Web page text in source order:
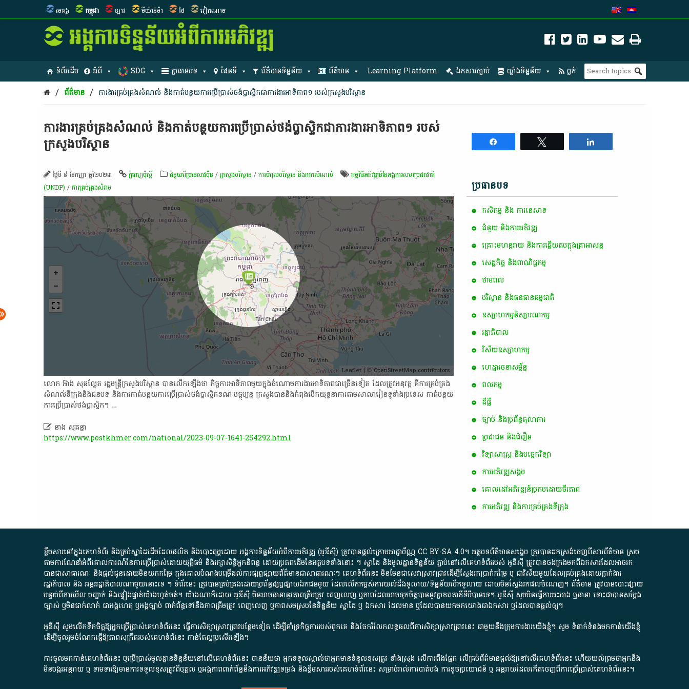
មេគង្គ កម្ពុជា ឡាវ មីយ៉ាន់ម៉ា ថៃ វៀតណាម
ទំព័រដើម អំពី SDG ប្រធានបទ ផែនទី ព័ត៌មានទិន្នន័យ ព័ត៌មាន Learning Platform ឯកសារច្បាប់ ឃ្លាំងទិន្នន័យ ប្លក់
/ ព័ត៌មាន / ​ការងារ​គ្រប់គ្រង​សំណល់​ និង​កាត់​បន្ថយ​ការ​ប្រើប្រាស់​ថង់​ប្លា​ស្ទិ​ក​ជា​ការងារ​អាទិភាព​១​ របស់​ក្រសួងបរិស្ថាន​
​ការងារ​គ្រប់គ្រង​សំណល់​ និង​កាត់​បន្ថយ​ការ​ប្រើប្រាស់​ថង់​ប្លា​ស្ទិ​ក​ជា​ការងារ​អាទិភាព​១​ របស់​
ក្រសួងបរិស្ថាន​
ថ្ងៃទី ៨ ខែកញ្ញា ឆ្នាំ២០២៣ ភ្នំពេញប៉ុស្តិ៍ ជំនួយពីប្រទេសជប៉ុន /ក្រសួងបរិស្ថាន /ការបំពុលបរិស្ថាន និងកាកសំណល់
កម្មវិធី​អភិវឌ្ឍន៍​នៃ​អង្គការសហប្រជាជាតិ
(UNDP) /​ការ​គ្រប់គ្រង​សំរាម
Leaflet| ©OpenStreetMapcontributors.
​លោក​ អ៊ា​ង​ សុ​ផល្លែ​ត​ រដ្ឋមន្ត្រី​ក្រសួងបរិស្ថាន​ បាន​លើក​ឡើង​ថា​ កិច្ចការ​អាទិភាព​មួយ​ក្នុង​ចំណោម​ការងារ​អាទិភាព​ជា​ច្រើន​ទៀត​ ដែល​ត្រូវ​អនុវត្ត​ គឺ​ការ​គ្រប់គ្រង​
សំណល់​ទីក្រុង​និង​ជនបទ​ និង​ការ​កាត់​បន្ថយ​ការ​ប្រើប្រាស់​ថង់​ប្លា​ស្ទិ​ក​ខណៈ​បច្ចុប្បន្ន​ ក្រសួង​បាន​និង​កំពុង​បើក​យុទ្ធនាការ​តាម​សាលារៀន​ទូ​ទាំង​ប្រទេស​ កាត់​បន្ថយ​
ការ​ប្រើប្រាស់​ថង់​ប្លា​ស្ទិ​ក​។​ …
នាង សុគន្ធា
https://www.postkhmer.com/national/2023-09-07-1641-254292.html
ប្រធានបទ
កសិកម្ម​ និង​ ការ​នេ​សាទ​
ជំនួយ និងការអភិវឌ្ឍ
គ្រោះមហន្តរាយ និងការឆ្លើយតបក្នុងគ្រាអាសន្ន
សេដ្ឋកិច្ច និងពាណិជ្ជកម្ម
ថាមពល
បរិស្ថាន និងធនធានធម្មជាតិ
ឧស្សាហកម្មនិស្សារណកម្ម
រដ្ឋាភិបាល
វិស័យឧស្សាហកម្ម
ហេដ្ឋារចនាសម្ព័ន្ធ
ពល​កម្ម
ដីធ្លី
ច្បាប់ និងប្រព័ន្ធតុលាការ
ប្រជាជន និងជំរឿន
វិទ្យាសាស្ត្រ និងបច្ចេកវិទ្យា
ការ​អភិវឌ្ឍ​សង្គម
គោលដៅ​អភិវឌ្ឍន៍​ប្រកបដោយ​ចីរភាព
ការអភិវឌ្ឍ និងការគ្រប់គ្រងទីក្រុង
ខ្លឹមសារ​នៅ​ក្នុង​គេហទំព័រ និង​គ្រប់​ស្នា​ដៃ​ដើម​ដែល​ផលិត​ និង​បោះពុម្ព​ដោយ​ អង្គការ​ទិន្នន័យ​អំពី​ការអភិវឌ្ឍ​​ (អូ​ឌី​ស៊ី)​ ត្រូវ​បាន​ផ្តល់​ក្រោម​អាជ្ញាប័ណ្ណ​ CC BY-SA 4.0។​ អត្ថបទ​ព័ត៌មាន​សង្ខេប​ ត្រូវ​បាន​ដកស្រង់​ចេញពី​សារព័ត៌មាន ស្រប
តាមការ​ណែនាំ​អំពី​គោលការណ៍​នៃ​ការ​ប្រើប្រាស់​ដោយ​យុត្តិធម៌​ និង​រក្សាសិទ្ធិអ្នកនិពន្ធ ដោយ​ប្រភពដើម​នៃ​​អត្ថបទទាំង​នោះ​ ។​ ស្នាដៃ​ និង​មូលដ្ឋាន​ទិន្នន័យ ​ភ្ជាប់​នៅ​លើ​គេហទំព័រ​របស់​ អូ​ឌី​ស៊ី​ ត្រូវ​បាន​ចងក្រង​មក​ពី​ឯកសារ​ដែល​អាច​រក​
បានជា​សាធារណៈ​ និង​ផ្តល់​ជូន​ដោយ​មិន​យក​កម្រៃ​ ក្នុង​គោលបំណង​បម្រើ​ដល់ការ​ផ្សព្វផ្សាយ​ព័ត៌មាន​ជា​សាធារណៈ​។​ គេហទំព័រ​នេះ​ មិនមែន​ជា​សេវា​ស្រាវជ្រាវ​ដើម្បី​ស្វែងរកប្រាក់​កម្រៃ​ ឬ​ ជា​វិស័យ​មួយ​ដែល​គ្រប់គ្រង​ដោយ​ភ្នាក់ងារ​
រដ្ឋាភិបាល​ និង ​អន្តររដ្ឋាភិបាល​ណាមួយ​នោះ​ទេ ​។​ ទំព័រ​នេះ​ ត្រូវ​បាន​គ្រប់គ្រង​ដោយ​ប្រព័ន្ធ​ផ្សព្វផ្សាយ​ឯកជន​មួយ​ ដែល​លើកកម្ពស់​ការ​យល់​ដឹង​ទូលាយ​/​ទិន្នន័យ​បើក​ទូលាយ​ ដោយ​មិនស្វែង​រក​ផល​ចំណេញ​។​ ព័ត៌មាន​ ត្រូវ​បាន​បោះផ្សាយ​
បន្ទាប់​ពី​ការ​មើល​ បញ្ជាក់​ និង​ផ្ទៀងផ្ទាត់​យ៉ាង​ហ្មត់ចត់​។​ យ៉ាងណា​ក៏​ដោយ​ អូ​ឌី​ស៊ី​ មិន​អាច​ធានា​នូវ​ភាព​ត្រឹមត្រូវ​ ពេញលេញ​ ឬ​ភាព​ដែល​អាច​ទុកចិត្ត​បាននូវ​ប្រភព​ភាគី​ទី​បី​បាន​ទេ​។​ អូ​ឌី​ស៊ី​ សូម​មិន​ធ្វើការ​អះអាង​ ឬ​ធានា​ ទោះជា​បាន​សម្តែង​
ច្បាស់​ ឬ​មិន​ជាក់លាក់​ ជា​អង្គហេតុ​ ឬ​អង្គច្បាប់​ ពាក់ព័ន្ធ​ទៅ​នឹង​ភាព​ត្រឹមត្រូវ​ ពេញលេញ​ ឬ​ភាព​សម​ស្រប​នៃ​ទិន្នន័យ​ ស្នាដៃ​ ឬ​ ឯកសារ​ ដែល​មាន​ ឬ​ដែល​បាន​យក​មក​យោង​ជា​ឯកសារ​ ឬ​ដែល​បាន​ផ្តល់​ឲ្យ​។
អូឌីស៊ី សូមលើកទឹកចិត្តឱ្យអ្នកប្រើប្រាស់គេហទំព័រនេះ ធ្វើការសិក្សាស្រាវជ្រាវបន្ថែមទៀត ដើម្បីគាំទ្រកិច្ចការ​របស់ពួកគេ និងចែករំលែកលទ្ធផលពីការសិក្សាស្រាវជ្រាវនេះ ជាមួយនឹងក្រុមការងារយើងខ្ញុំ។ សូម ទំនាក់ទំនងមកកាន់យើងខ្ញុំ
ដើម្បីចូលរួមចំណែកធ្វើឱ្យភាពសុក្រឹតរបស់គេហទំព័នេះ កាន់តែល្អប្រសើរឡើង។
ការចូលមកកាន់គេហទំព័រនេះ ឬប្រើប្រាស់មូលដ្ឋានទិន្នន័យនៅលើគេហទំព័រនេះ បានន័យថា អ្នកទទួលស្គាល់ថាអ្នកមានទំនួលខុសត្រូវ ទាំងស្រុង លើការពឹងផ្អែក លើគ្រប់ព័ត៌មានផ្តល់ឱ្យនៅលើគេហទំព័រនេះ ហើយយល់ព្រមថាអ្នកនឹង
មិនបង្ករអន្តរាយ ឬ ទាមទារ​ឱ្យមានការទទួលខុស​ត្រូវពីបុគ្គល ឬអង្គភាពពាក់ព័ន្ធនឹងការអភិវឌ្ឍទម្រង់ និងខ្លឹមសាររបស់គេហទំព័រនេះ សម្រាប់រាល់ការបាត់បង់ ការខូចប្រយោជន៍ ឬ អន្តរាយដែលកើតចេញពីការប្រើប្រាស់គេហទំព័រនេះ។